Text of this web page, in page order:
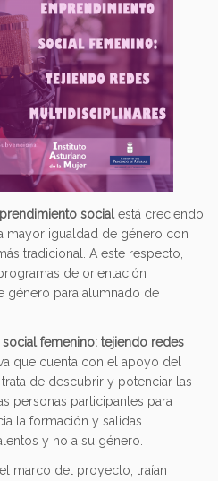
social está creciendo
mayor igualdad de género con
tradicional. A este respecto,
de orientación
género para alumnado de
social femenino: tejiendo redes
que cuenta con el apoyo del
trata de descubrir y potenciar las
personas participantes para
la formación y salidas
y no a su género.
el marco del proyecto, traían